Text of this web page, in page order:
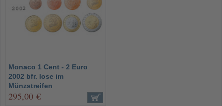
Monaco 1 Cent - 2 Euro
2002 bfr. lose im
Münzstreifen
295,00 €